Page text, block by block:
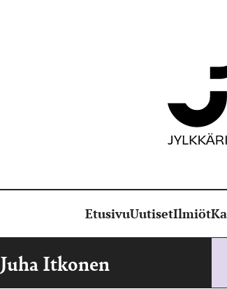
EtusivuUutisetIlmiöt
Juha Itkonen